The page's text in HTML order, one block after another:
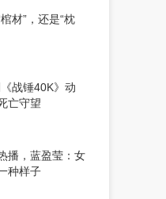
材”，还是“枕
战锤40K》动
亡守望
播，蓝盈莹：女
种样子